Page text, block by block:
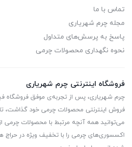
تماس با ما
مجله چرم شهریاری
پاسخ به پرسش‌های متداول
نحوه نگهداری محصولات چرمی
فروشگاه اینترنتی چرم شهریاری
چرم شهریاری، پس از تجربه‌ی موفق فروشگاه
فروش اینترنتی محصولات چرمی خود گذاشت،
می‌توانید همه آنچه مرتبط با محصولات چرمی از
اکسسوری‌های چرمی را با تخفیف ویژه در